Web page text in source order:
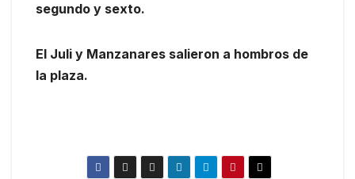
segundo y sexto.
El Juli y Manzanares salieron a hombros de
la plaza.